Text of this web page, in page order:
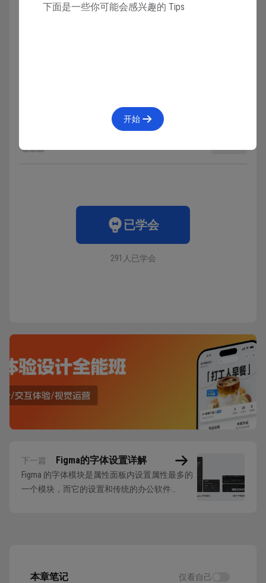
蒙版没有使用编组导致上方所有的图层“消失”
已学会
291人已学会
下一篇 Figma的字体设置详解
Figma 的字体模块是属性面板内设置属性最多的
一个模块，而它的设置和传统的办公软件
本章笔记 仅看自己
下面是一些你可能会感兴趣的 Tips
开始